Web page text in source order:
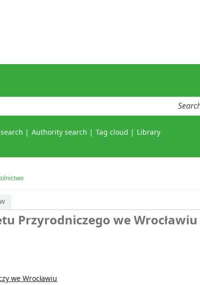
Authority search Tag cloud Library
Przyrodniczego we Wrocławiu
we Wrocławiu